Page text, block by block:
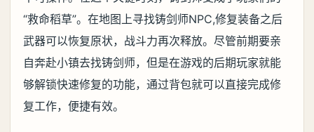
“救命稻草”。在地图上寻找铸剑师NPC,修复装备之后
武器可以恢复原状，战斗力再次释放。尽管前期要亲
自奔赴小镇去找铸剑师，但是在游戏的后期玩家就能
够解锁快速修复的功能，通过背包就可以直接完成修
复工作，便捷有效。